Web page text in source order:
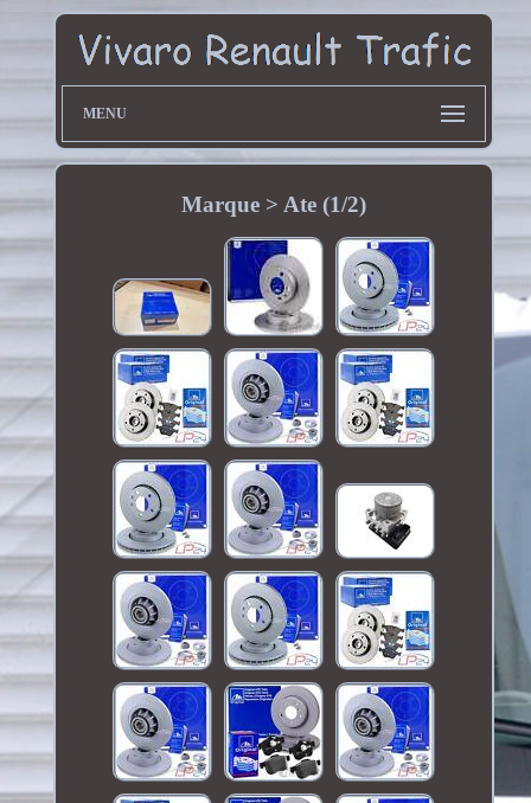
MENU
Marque > Ate (1/2)